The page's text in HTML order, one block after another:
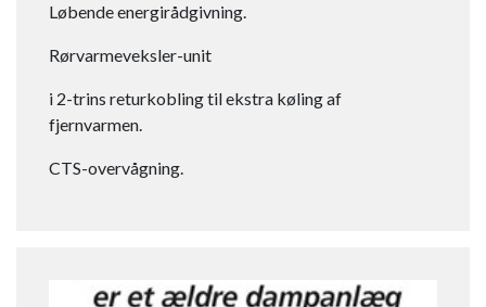
Løbende energirådgivning.
Rørvarmeveksler-unit
i 2-trins returkobling til ekstra køling af
fjernvarmen.
CTS-overvågning.​